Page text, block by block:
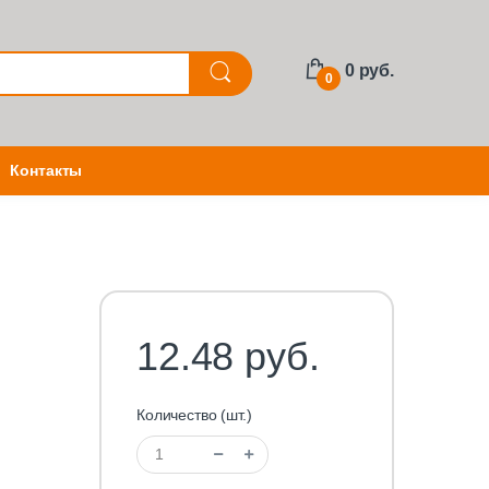
0 0 руб.
Контакты
12.48 руб.
Количество (шт.)